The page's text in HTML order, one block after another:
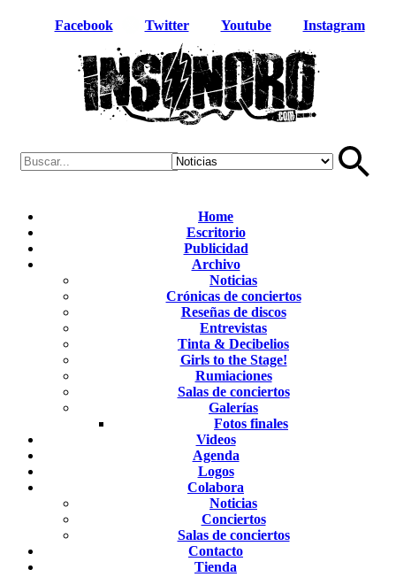
Facebook Twitter Youtube Instagram
Home
Escritorio
Publicidad
Archivo
Noticias
Crónicas de conciertos
Reseñas de discos
Entrevistas
Tinta & Decibelios
Girls to the Stage!
Rumiaciones
Salas de conciertos
Galerías
Fotos finales
Videos
Agenda
Logos
Colabora
Noticias
Conciertos
Salas de conciertos
Contacto
Tienda